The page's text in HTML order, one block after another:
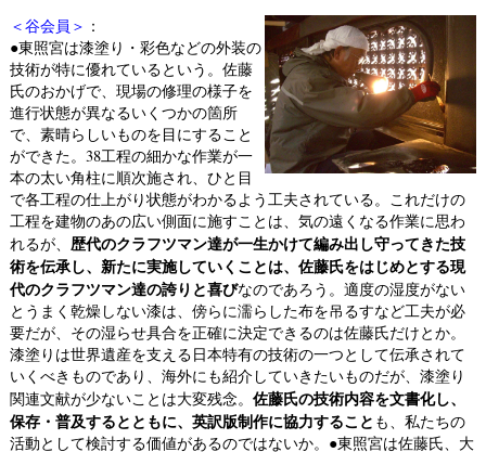
＜谷会員＞ ：
●東照宮は漆塗り・彩色などの外装の
技術が特に優れているという。佐藤
氏のおかげで、現場の修理の様子を
進行状態が異なるいくつかの箇所
で、素晴らしいものを目にすること
ができた。38工程の細かな作業が一
本の太い角柱に順次施され、ひと目
で各工程の仕上がり状態がわかるよう工夫されている。これだけの
工程を建物のあの広い側面に施すことは、気の遠くなる作業に思わ
れるが、 歴代のクラフツマン達が一生かけて編み出し守ってきた技
術を伝承し、新たに実施していくことは、佐藤氏をはじめとする現
代のクラフツマン達の誇りと喜びなのであろう。適度の湿度がない
とうまく乾燥しない漆は、傍らに濡らした布を吊るすなど工夫が必
要だが、その湿らせ具合を正確に決定できるのは佐藤氏だけとか。
漆塗りは世界遺産を支える日本特有の技術の一つとして伝承されて
いくべきものであり、海外にも紹介していきたいものだが、漆塗り
関連文献が少ないことは大変残念。 佐藤氏の技術内容を文書化し、
保存・普及するとともに、英訳版制作に協力すること も、私たちの
活動として検討する価値があるのではないか。●東照宮は佐藤氏、大